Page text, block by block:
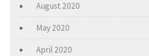
August 2020
May 2020
April 2020